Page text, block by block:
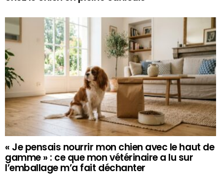
« Je pensais nourrir mon chien avec le haut de
gamme » : ce que mon vétérinaire a lu sur
l’emballage m’a fait déchanter